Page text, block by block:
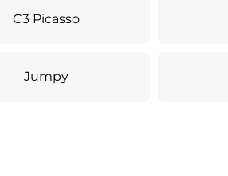
C3 Picasso
Jumpy